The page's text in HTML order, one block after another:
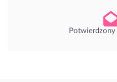
Potwierdzony